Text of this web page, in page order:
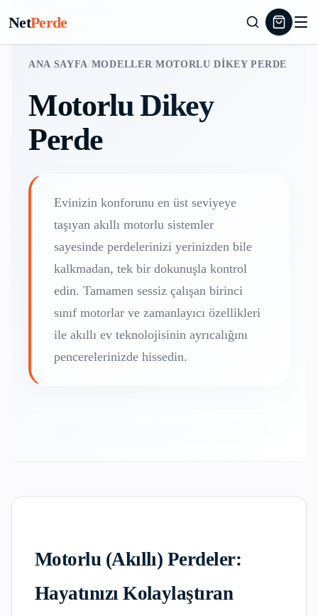
NetPerde
ANA SAYFA/MODELLER/MOTORLU DIKEY PERDE
Motorlu Dikey
Perde
Evinizin konforunu en üst seviyeye
taşıyan akıllı motorlu sistemler
sayesinde perdelerinizi yerinizden bile
kalkmadan, tek bir dokunuşla kontrol
edin. Tamamen sessiz çalışan birinci
sınıf motorlar ve zamanlayıcı özellikleri
ile akıllı ev teknolojisinin ayrıcalığını
pencerelerinizde hissedin.
Motorlu (Akıllı) Perdeler:
Hayatınızı Kolaylaştıran